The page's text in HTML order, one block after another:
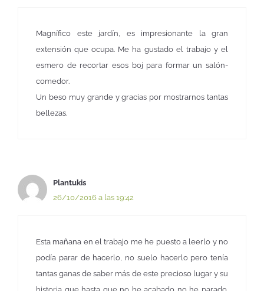
Magnífico este jardín, es impresionante la gran
extensión que ocupa. Me ha gustado el trabajo y el
esmero de recortar esos boj para formar un salón-
comedor.
Un beso muy grande y gracias por mostrarnos tantas
bellezas.
Plantukis
26/10/2016 a las 19:42
Esta mañana en el trabajo me he puesto a leerlo y no
podía parar de hacerlo, no suelo hacerlo pero tenía
tantas ganas de saber más de este precioso lugar y su